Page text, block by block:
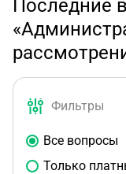
Последние
Фильтры
Все вопросы
Только